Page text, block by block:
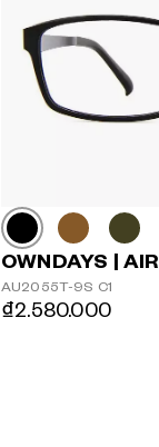
OWNDAYS | AIR
AU2055T-9S C1
₫2.580.000